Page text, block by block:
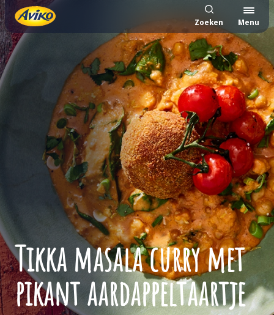
Zoeken Menu
Tikka masala curry met
pikant aardappeltaartje